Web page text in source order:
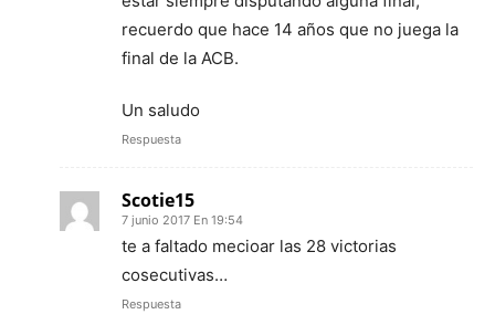
recuerdo que hace 14 años que no juega la
final de la ACB.
Un saludo
Respuesta
Scotie15
7 junio 2017 En 19:54
te a faltado mecioar las 28 victorias
cosecutivas…
Respuesta